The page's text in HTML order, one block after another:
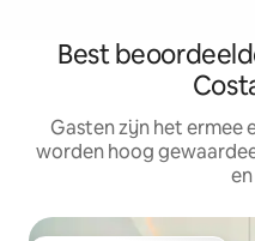
Best
Gasten zijn het ermee
worden hoog